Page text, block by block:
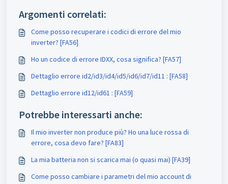
Argomenti correlati:
Come posso recuperare i codici di errore del mio
inverter? [FA56]
Ho un codice di errore IDXX, cosa significa? [FA57]
Dettaglio errore id2/id3/id4/id5/id6/id7/id11 : [FA58]
Dettaglio errore id12/id61 : [FA59]
Potrebbe interessarti anche:
Il mio inverter non produce più? Ho una luce rossa di
errore, cosa devo fare? [FA83]
La mia batteria non si scarica mai (o quasi mai) [FA39]
Come posso cambiare i parametri del mio account di